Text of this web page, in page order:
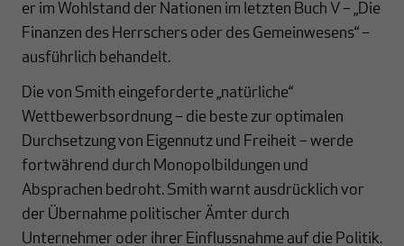
er im Wohlstand der Nationen im letzten Buch V – „Die
Finanzen des Herrschers oder des Gemeinwesens“ –
ausführlich behandelt.
Die von Smith eingeforderte „natürliche“
Wettbewerbsordnung – die beste zur optimalen
Durchsetzung von Eigennutz und Freiheit – werde
fortwährend durch Monopolbildungen und
Absprachen bedroht. Smith warnt ausdrücklich vor
der Übernahme politischer Ämter durch
Unternehmer oder ihrer Einflussnahme auf die Politik.